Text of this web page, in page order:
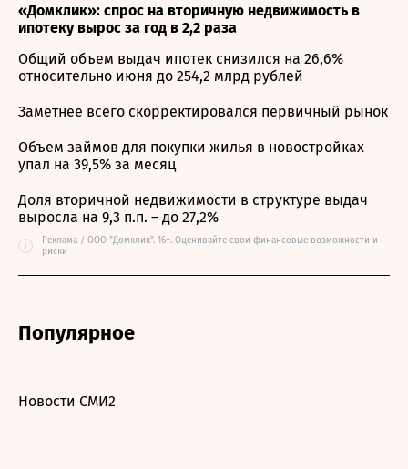
«Домклик»: спрос на вторичную недвижимость в
ипотеку вырос за год в 2,2 раза
Общий объем выдач ипотек снизился на 26,6%
относительно июня до 254,2 млрд рублей
Заметнее всего скорректировался первичный рынок
Объем займов для покупки жилья в новостройках
упал на 39,5% за месяц
Доля вторичной недвижимости в структуре выдач
выросла на 9,3 п.п. – до 27,2%
i
Реклама / ООО "Домклик". 16+. Оценивайте свои финансовые возможности и
риски
Популярное
Новости СМИ2